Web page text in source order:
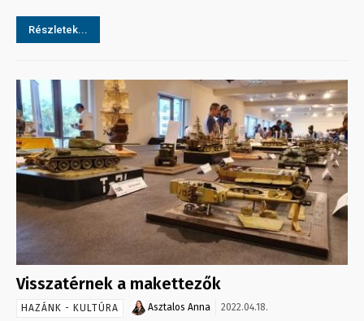
Részletek...
Visszatérnek a makettezők
HAZÁNK - KULTÚRA Asztalos Anna 2022.04.18.